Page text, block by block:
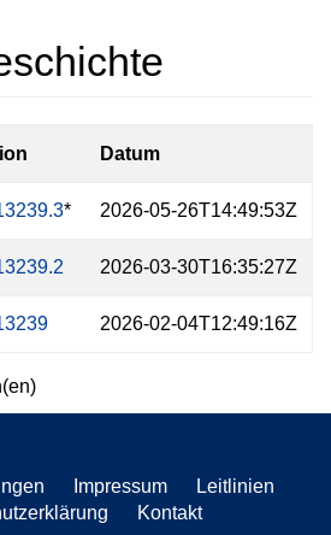
Datum
* 2026-05-26T14:49:53Z
2026-03-30T16:35:27Z
2026-02-04T12:49:16Z
Impressum
Leitlinien
Kontakt